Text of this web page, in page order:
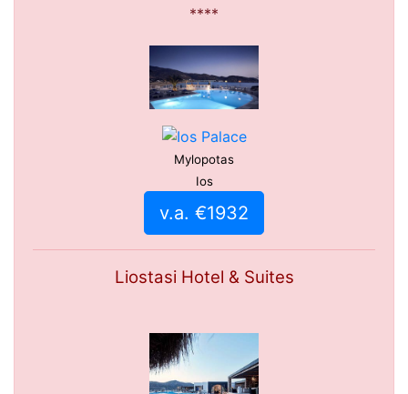
****
Mylopotas
Ios
v.a. €1932
Liostasi Hotel & Suites